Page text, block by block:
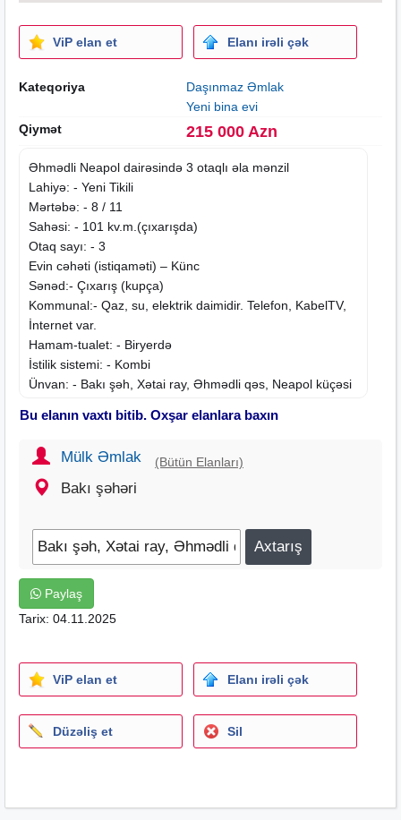
ViP elan et Elanı irəli çək
Kateqoriya
Daşınmaz Əmlak
Yeni bina evi
Qiymət
215 000 Azn
Əhmədli Neapol dairəsində 3 otaqlı əla mənzil
Lahiyə: - Yeni Tikili
Mərtəbə: - 8 / 11
Sahəsi: - 101 kv.m.(çıxarışda)
Otaq sayı: - 3
Evin cəhəti (istiqaməti) – Künc
Sənəd:- Çıxarış (kupça)
Kommunal:- Qaz, su, elektrik daimidir. Telefon, KabelTV,
İnternet var.
Hamam-tualet: - Biryerdə
İstilik sistemi: - Kombi
Ünvan: - Bakı şəh, Xətai ray, Əhmədli qəs, Neapol küçəsi
Qalacaq əşya: -Mətbəx mebeli
müştərilər narahat etməsin.
EVİN YERİNİ ÖYRƏNİB, HAQQIMIZA GİRƏNLƏRƏ
Siz çağrı atın, biz sizə zəng edəcik. Whatsapa cavab
verilməyə bilər. Zəng etməyiniz xahiş olunur.
İpoteka ilə ev satmırıq, köməklik göstərmirik. İpotekası
hazır olana da ev göstərmirik!
Ofis haqqı 1%
Bu elanın vaxtı bitib. Oxşar elanlara baxın
Mülk Əmlak (Bütün Elanları)
Bakı şəhəri
Paylaş
Tarix: 04.11.2025
ViP elan et Elanı irəli çək
Düzəliş et Sil